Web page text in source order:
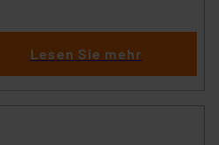
Lesen Sie mehr